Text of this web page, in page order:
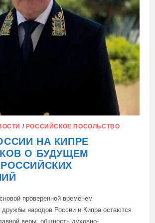
/ РОССИЙСКОЕ ПОСОЛЬСТВО
НА КИПРЕ
О БУДУЩЕМ
проверенной временем
дружбы народов России и Кипра остаются
веры, общность духовно-